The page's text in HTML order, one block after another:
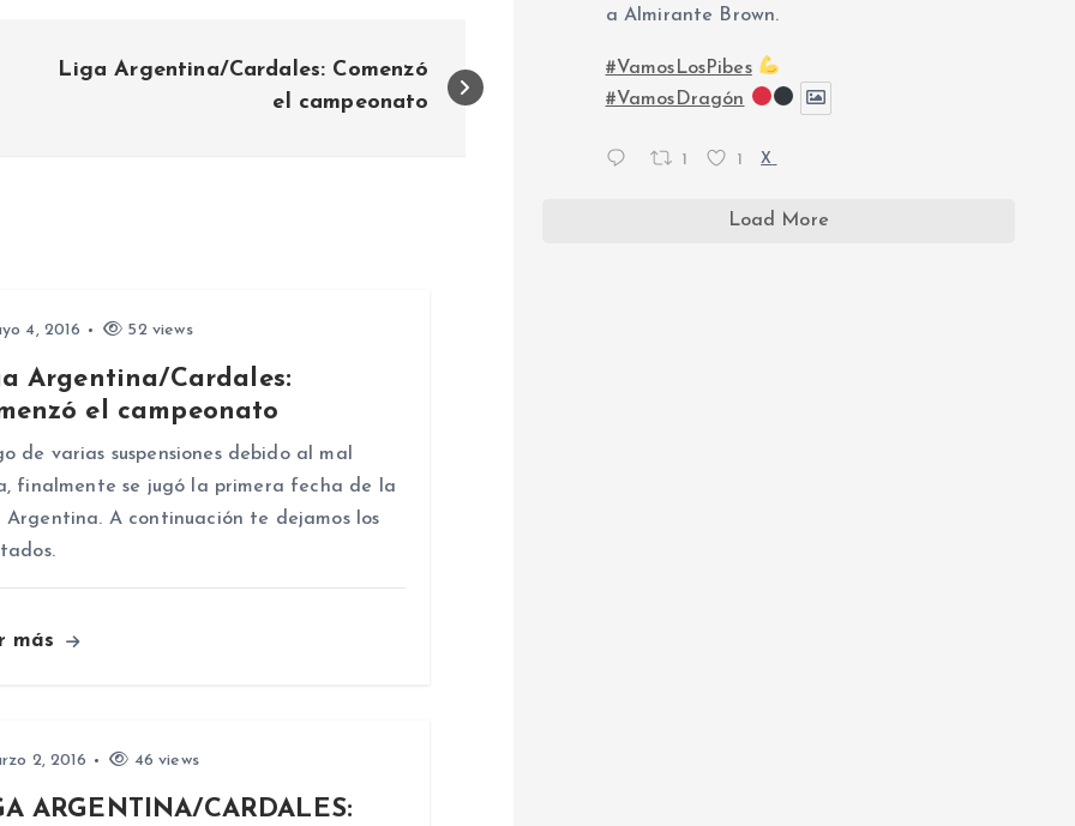
Liga Argentina/Cardales: Comenzó
el campeonato
4, 2016 52 views
Argentina/Cardales:
el campeonato
de varias suspensiones debido al mal
finalmente se jugó la primera fecha de la
Argentina. A continuación te dejamos los
más
2, 2016 46 views
ARGENTINA/CARDALES:
a Almirante Brown.
#VamosLosPibes
#VamosDragón
1 1 X
Load More